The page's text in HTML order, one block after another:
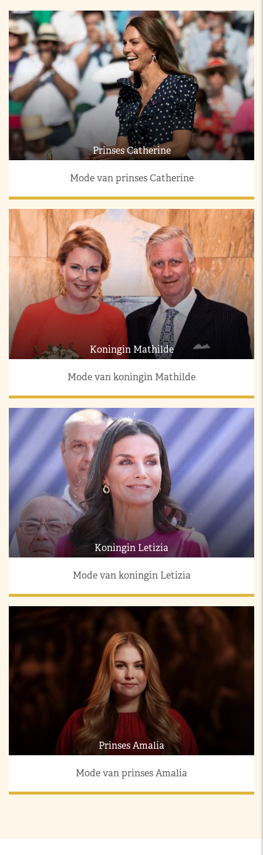
Prinses Catherine
Mode van prinses Catherine
Koningin Mathilde
Mode van koningin Mathilde
Koningin Letizia
Mode van koningin Letizia
Prinses Amalia
Mode van prinses Amalia